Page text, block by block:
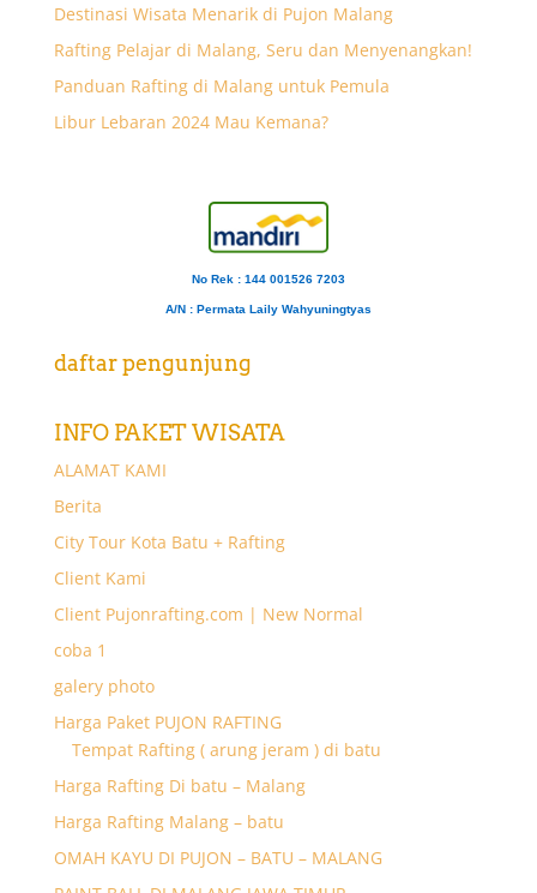
Destinasi Wisata Menarik di Pujon Malang
Rafting Pelajar di Malang, Seru dan Menyenangkan!
Panduan Rafting di Malang untuk Pemula
Libur Lebaran 2024 Mau Kemana?
No Rek : 144 001526 7203
A/N : Permata Laily Wahyuningtyas
daftar pengunjung
INFO PAKET WISATA
ALAMAT KAMI
Berita
City Tour Kota Batu + Rafting
Client Kami
Client Pujonrafting.com | New Normal
coba 1
galery photo
Harga Paket PUJON RAFTING
Tempat Rafting ( arung jeram ) di batu
Harga Rafting Di batu – Malang
Harga Rafting Malang – batu
OMAH KAYU DI PUJON – BATU – MALANG